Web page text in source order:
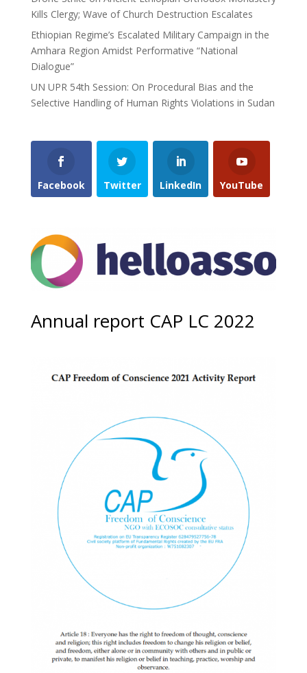
Kills Clergy; Wave of Church Destruction Escalates
Ethiopian Regime’s Escalated Military Campaign in the
Amhara Region Amidst Performative “National
Dialogue”
UN UPR 54th Session: On Procedural Bias and the
Selective Handling of Human Rights Violations in Sudan
Facebook Twitter LinkedIn YouTube
Annual report CAP LC 2022